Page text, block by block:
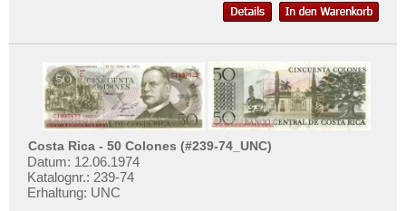
Costa Rica - 50 Colones (#239-74_UNC)
Datum: 12.06.1974
Katalognr.: 239-74
Erhaltung: UNC